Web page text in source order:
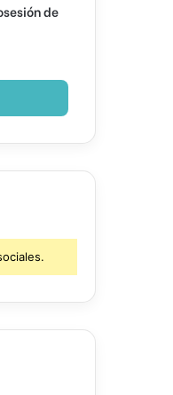
de